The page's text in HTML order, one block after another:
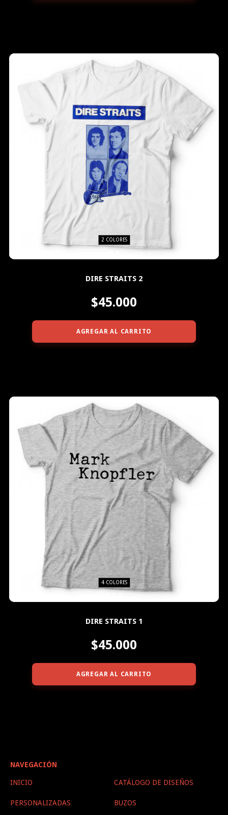
2 COLORES
DIRE STRAITS 2
$45.000
AGREGAR AL CARRITO
4 COLORES
DIRE STRAITS 1
$45.000
AGREGAR AL CARRITO
NAVEGACIÓN
INICIO CATÁLOGO DE DISEÑOS
PERSONALIZADAS BUZOS